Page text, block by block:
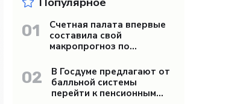
01
Счетная палата впервые
составила свой
макропрогноз по
«Бизнес»
02
В Госдуме предлагают от
балльной системы
перейти к пенсионным